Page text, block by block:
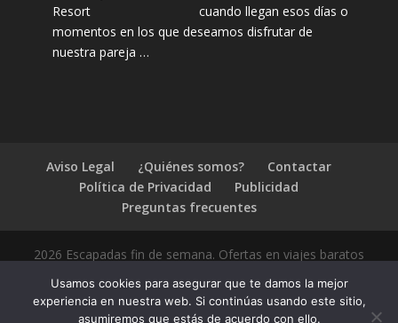
cuando llegan esos días o
momentos en los que deseamos disfrutar de
nuestra pareja …
Aviso Legal ¿Quiénes somos?
Contactar
Política de Privacidad
Publicidad
Preguntas frecuentes
2026 Escapadas fin de semana. Ofertas en viajes baratos
Usamos cookies para asegurar que te damos la mejor
experiencia en nuestra web. Si continúas usando este sitio,
asumiremos que estás de acuerdo con ello.